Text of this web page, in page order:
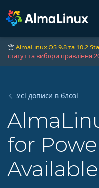
AlmaLinux OS 9.8 та 10.2
статут та вибори правління
Усі дописи в блозі
for
Available